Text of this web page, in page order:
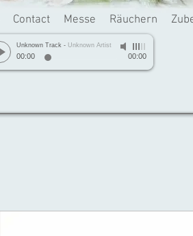
Contact Messe Räuchern
Unknown Track - Unknown Artist
00:00 00:00